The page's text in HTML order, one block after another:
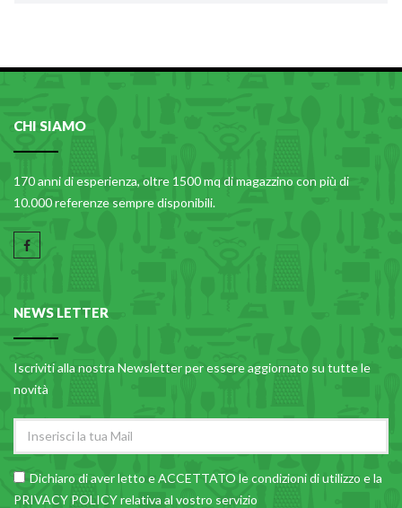
CHI SIAMO
170 anni di esperienza, oltre 1500 mq di magazzino con più di
10.000 referenze sempre disponibili.
NEWS LETTER
Iscriviti alla nostra Newsletter per essere aggiornato su tutte le
novità
Dichiaro di aver letto e ACCETTATO lecondizioni di utilizzo e la
PRIVACY POLICY relativa al vostro servizio